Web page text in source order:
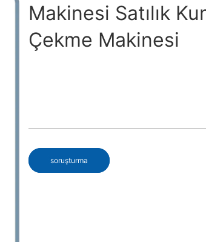
Makinesi Satılık
Çekme Makinesi
soruşturma